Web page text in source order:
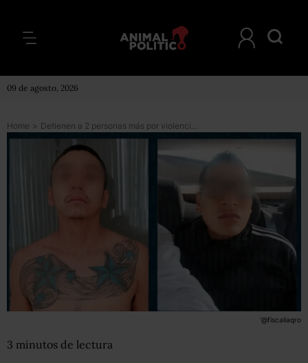
09 de agosto, 2026
Home > Detienen a 2 personas más por violencia en estadio Corregidora; suman 27
'@fiscaliaqro
3 minutos de lectura